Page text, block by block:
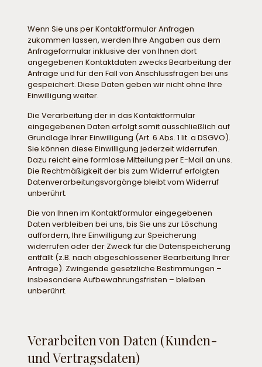
Wenn Sie uns per Kontaktformular Anfragen
zukommen lassen, werden Ihre Angaben aus dem
Anfrageformular inklusive der von Ihnen dort
angegebenen Kontaktdaten zwecks Bearbeitung der
Anfrage und für den Fall von Anschlussfragen bei uns
gespeichert. Diese Daten geben wir nicht ohne Ihre
Einwilligung weiter.
Die Verarbeitung der in das Kontaktformular
eingegebenen Daten erfolgt somit ausschließlich auf
Grundlage Ihrer Einwilligung (Art. 6 Abs. 1 lit. a DSGVO).
Sie können diese Einwilligung jederzeit widerrufen.
Dazu reicht eine formlose Mitteilung per E-Mail an uns.
Die Rechtmäßigkeit der bis zum Widerruf erfolgten
Datenverarbeitungsvorgänge bleibt vom Widerruf
unberührt.
Die von Ihnen im Kontaktformular eingegebenen
Daten verbleiben bei uns, bis Sie uns zur Löschung
auffordern, Ihre Einwilligung zur Speicherung
widerrufen oder der Zweck für die Datenspeicherung
entfällt (z.B. nach abgeschlossener Bearbeitung Ihrer
Anfrage). Zwingende gesetzliche Bestimmungen –
insbesondere Aufbewahrungsfristen – bleiben
unberührt.
Verarbeiten von Daten (Kunden-
und Vertragsdaten)